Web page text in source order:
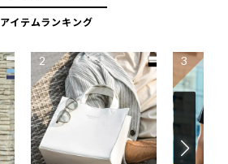
アイテムランキング
2 3